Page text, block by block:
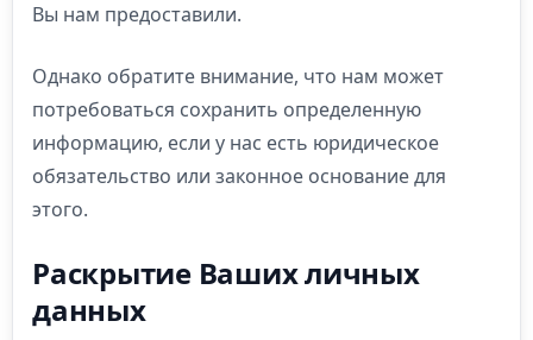
Вы нам предоставили.
Однако обратите внимание, что нам может
потребоваться сохранить определенную
информацию, если у нас есть юридическое
обязательство или законное основание для
этого.
Раскрытие Ваших личных
данных